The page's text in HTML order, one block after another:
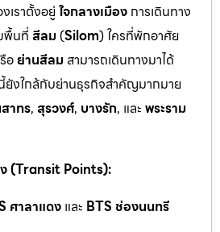
เราตั้งอยู่ใจกลางเมือง การเดินทาง
พื้นที่สีลม(Silom) ใครที่พักอาศัย
อย่านสีลม สามารถเดินทางมาได้
ยังใกล้กับย่านธุรกิจสำคัญมากมาย
าทร, สุรวงศ์, บางรัก, และ พระราม
(Transit Points):
ศาลาแดง และ BTS ช่องนนทรี